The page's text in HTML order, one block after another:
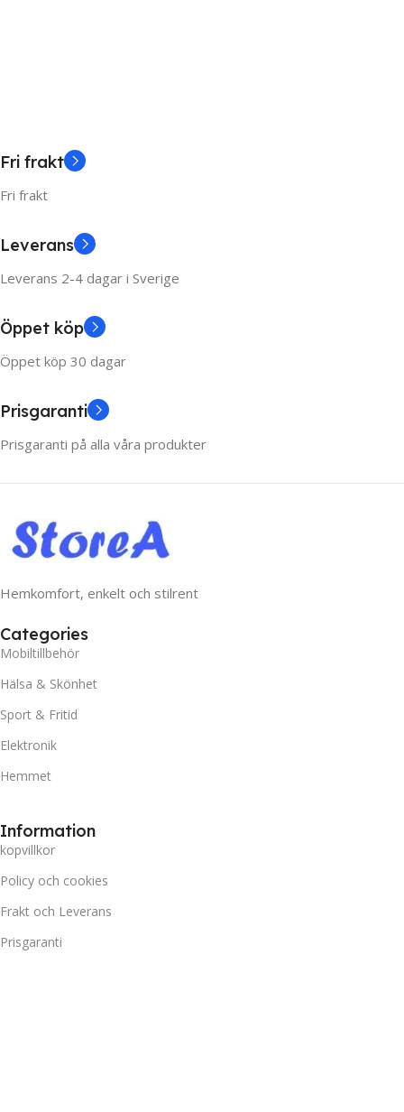
Fri frakt
Fri frakt
Leverans
Leverans 2-4 dagar i Sverige
Öppet köp
Öppet köp 30 dagar
Prisgaranti
Prisgaranti på alla våra produkter
Hemkomfort, enkelt och stilrent
Categories
Mobiltillbehör
Hälsa & Skönhet
Sport & Fritid
Elektronik
Hemmet
Information
kopvillkor
Policy och cookies
Frakt och Leverans
Prisgaranti